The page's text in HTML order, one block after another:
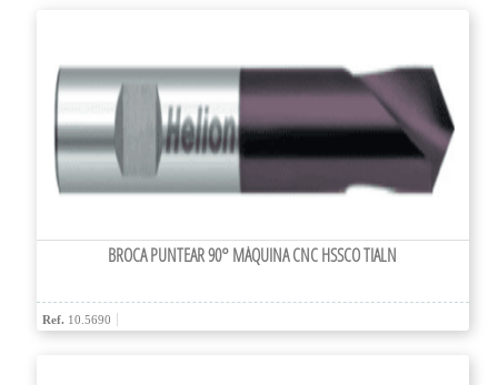
BROCA PUNTEAR 90° MÁQUINA CNC HSSCO TIALN
Ref. 10.5690